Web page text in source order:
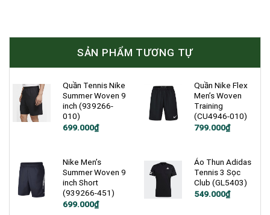
SẢN PHẨM TƯƠNG TỰ
Quần Tennis Nike
Summer Woven 9
inch (939266-
010)
Giá
699.000₫
Giá
699.000₫.
Quần Nike Flex
Men’s Woven
Training
(CU4946-010)
Giá
799.000₫
Giá
799.000₫.
Nike Men’s
Summer Woven 9
inch Short
(939266-451)
Giá
699.000₫
Giá
Áo Thun Adidas
Tennis 3 Sọc
Club (GL5403)
Giá
549.000₫
Giá